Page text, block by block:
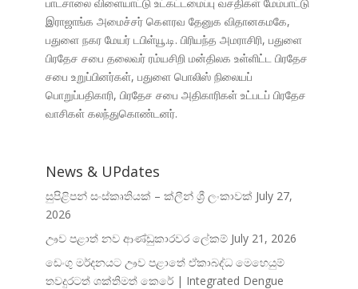
இராஜாங்க அமைச்சர் கௌரவ தேனுக விதானகமகே,
பதுளை நகர மேயர் டபிள்யூ.டி. பிரியந்த அமராசிரி, பதுளை
பிரதேச சபை தலைவர் ரம்யசிறி மன்திலக உள்ளிட்ட பிரதேச
சபை உறுப்பினர்கள், பதுளை பொலிஸ் நிலையப்
பொறுப்பதிகாரி, பிரதேச சபை அதிகாரிகள் உட்படப் பிரதேச
வாசிகள் கலந்துகொண்டனர்.
News & UPdates
සුපිළිපන් සංස්කෘතියක් – ක්ලීන් ශ්‍රී ලංකාවක් July 27,
2026
ඌව පළාත් නව ආණ්ඩුකාරවර ලේකම් July 21, 2026
ඩෙංගු මර්දනයට ඌව පළාතේ ඒකාබද්ධ මෙහෙයුම්
තවදුරටත් ශක්තිමත් කෙරේ | Integrated Dengue